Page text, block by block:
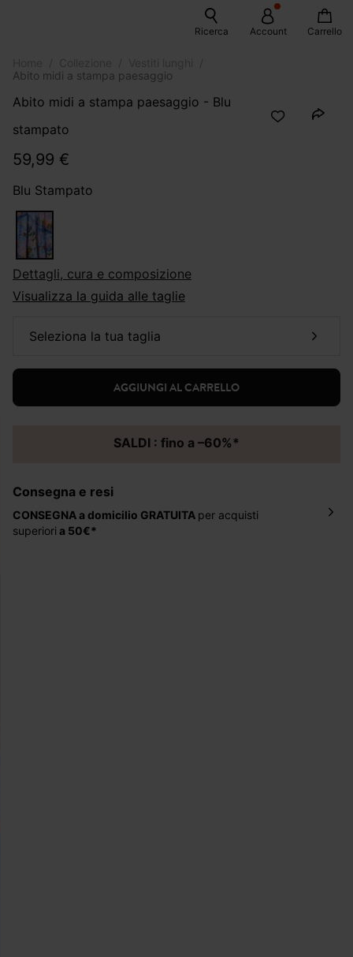
Ricerca Account Carrello
Abito midi a stampa paesaggio
Abito midi a stampa paesaggio - Blu
stampato
59,99 €
Blu Stampato
dettagli, cura e composizione
Visualizza la guida alle taglie
seleziona la tua taglia
AGGIUNGI AL CARRELLO
SALDI : fino a –60%*
Consegna e resi
CONSEGNA a domicilio GRATUITA per acquisti
superiori a 50€*